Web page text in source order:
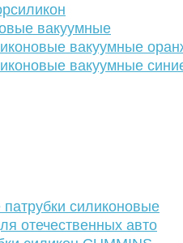
вакуумные
вакуумные
вакуумные
силиконовые
отечественных авто